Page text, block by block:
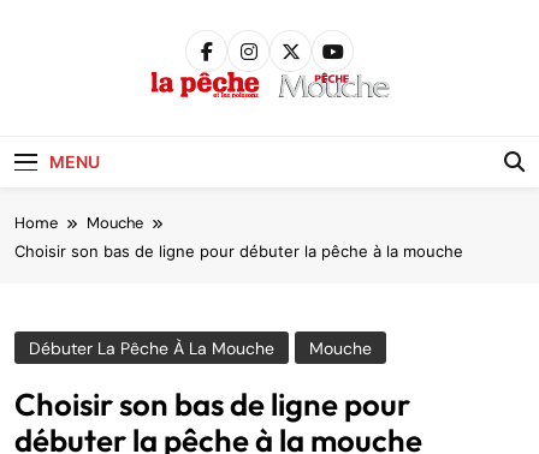
MENU
Home Mouche
Choisir son bas de ligne pour débuter la pêche à la mouche
Débuter La Pêche À La Mouche Mouche
Choisir son bas de ligne pour
débuter la pêche à la mouche